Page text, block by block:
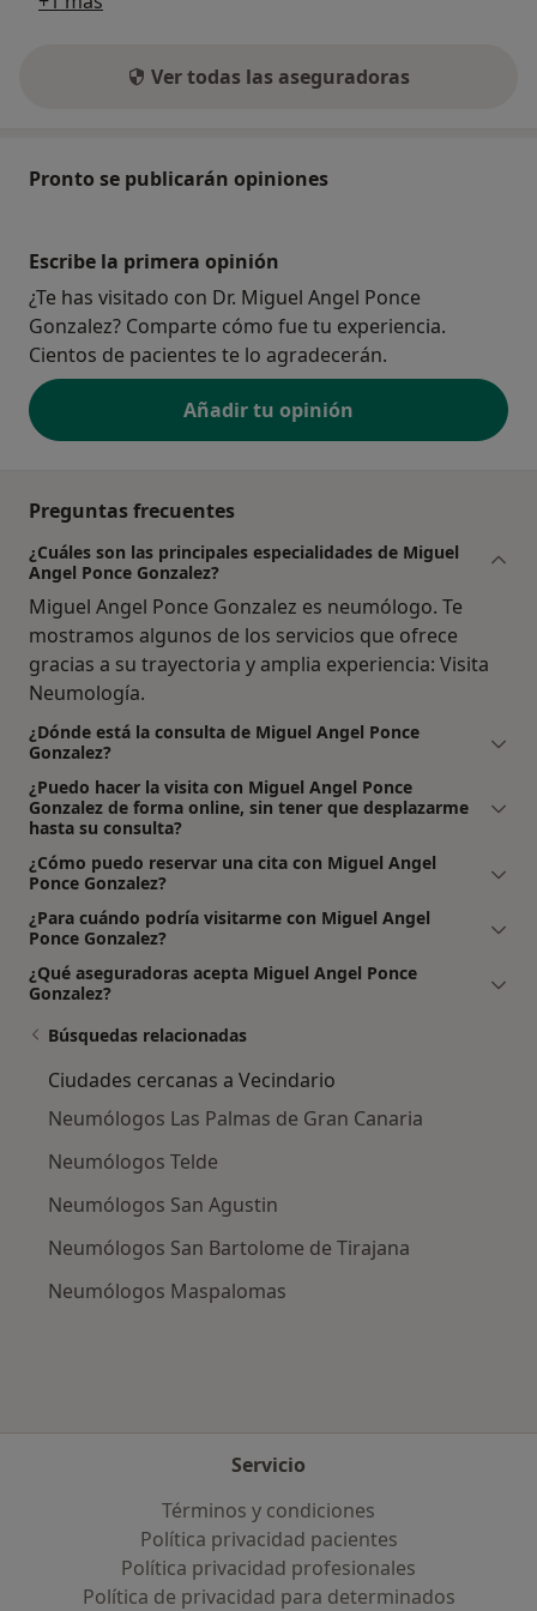
Ver todas las aseguradoras
Pronto se publicarán opiniones
Escribe la primera opinión
¿Te has visitado con Dr. Miguel Angel Ponce
Gonzalez? Comparte cómo fue tu experiencia.
Cientos de pacientes te lo agradecerán.
Añadir tu opinión
Preguntas frecuentes
¿Cuáles son las principales especialidades de Miguel
Angel Ponce Gonzalez?
Miguel Angel Ponce Gonzalez es neumólogo. Te
mostramos algunos de los servicios que ofrece
gracias a su trayectoria y amplia experiencia: Visita
Neumología.
¿Dónde está la consulta de Miguel Angel Ponce
Gonzalez?
¿Puedo hacer la visita con Miguel Angel Ponce
Gonzalez de forma online, sin tener que desplazarme
hasta su consulta?
¿Cómo puedo reservar una cita con Miguel Angel
Ponce Gonzalez?
¿Para cuándo podría visitarme con Miguel Angel
Ponce Gonzalez?
¿Qué aseguradoras acepta Miguel Angel Ponce
Gonzalez?
Búsquedas relacionadas
Ciudades cercanas a Vecindario
Neumólogos Las Palmas de Gran Canaria
Neumólogos Telde
Neumólogos San Agustin
Neumólogos San Bartolome de Tirajana
Neumólogos Maspalomas
Servicio
Términos y condiciones
Política privacidad pacientes
Política privacidad profesionales
Política de privacidad para determinados